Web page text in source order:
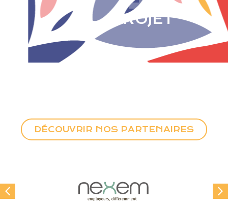
PROJET
DÉCOUVRIR NOS PARTENAIRES